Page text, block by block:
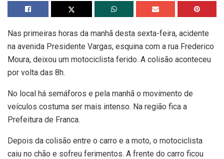
Nas primeiras horas da manhã desta sexta-feira, acidente
na avenida Presidente Vargas, esquina com a rua Frederico
Moura, deixou um motociclista ferido. A colisão aconteceu
por volta das 8h.
No local há semáforos e pela manhã o movimento de
veículos costuma ser mais intenso. Na região fica a
Prefeitura de Franca.
Depois da colisão entre o carro e a moto, o motociclista
caiu no chão e sofreu ferimentos. A frente do carro ficou